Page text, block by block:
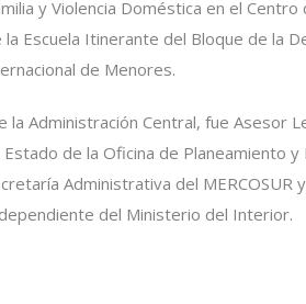
y Violencia Doméstica en el
Escuela Itinerante del Bloque de la
de Menores.
la Administración Central, fue Asesor
de la Oficina de Planeamiento
Administrativa del
del Ministerio del Interior.